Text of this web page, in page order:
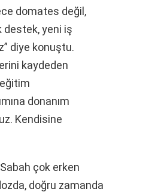
domates değil,
destek, yeni iş
diye konuştu.
kaydeden
donanım
Kendisine
çok erken
doğru zamanda